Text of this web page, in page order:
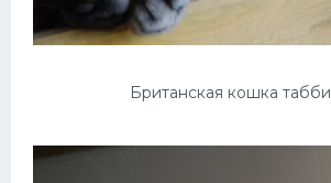
Британская кошка табби